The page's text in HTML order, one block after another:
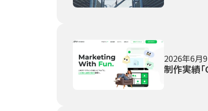
2026年6月
制作実績